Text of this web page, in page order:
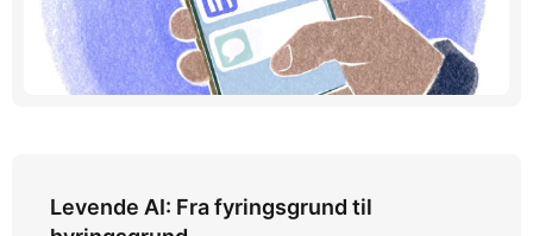
Levende AI: Fra fyringsgrund til